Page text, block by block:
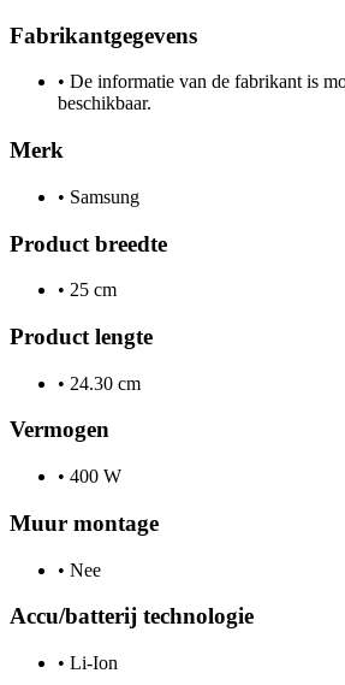
Fabrikantgegevens
• De informatie van de fabrikant is
beschikbaar.
Merk
• Samsung
Product breedte
• 25 cm
Product lengte
• 24.30 cm
Vermogen
• 400 W
Muur montage
• Nee
Accu/batterij technologie
• Li-Ion